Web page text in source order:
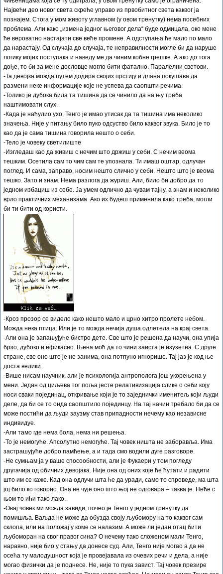
Највећи део новог света скреће управо из првобитног света каквог ја
познајем. Стога у мом животу углавном (у овом тренутку) нема посебних
проблема. Али како „измена једног његовог дела“ буде одмицала, око мене
ће вероватно настајати све веће промене. А одступања ће мало по мало
да нарастају. Од случаја до случаја, те неправилности могле би да наруше
логику мојих поступака и наведу ме да чиним кобне грешке. А ако до тога
дође, то би за мене дословце могло бити фатално. Паралелни светови.
-Та девојка можда путем додира својих прстију и длана покушава да
размени неке информације које не успева да саопшти речима.
-Толико је дубока била та тишина да се чинило да на њу треба
наштимовати слух.
-Када је наћулио ухо, Тенго је имао утисак да та тишина има неколико
значења. Није у питању било пуко одсуство било каквог звука. Било је то
као да је сама тишина говорила нешто о себи.
-Тело је човеку светилиште
-Изгледаш као да живиш с нечим што држиш у себи. С нечим веома
тешким. Осетила сам то чим сам те упознала. Ти имаш оштар, одлучан
поглед. И сама, заправо, носим нешто слично у себи. Нешто што је веома
тешко. Зато и знам. Нема разлога да журиш. Али, било би добро да то
једном избациш из себе. Ја умем одлично да чувам тајну, а знам и неколико
врло практичних механизама. Ако их будеш применила како треба, могли
би ти бити од користи.
-Кроз прозор се видело како нешто мало и црно хитро пролете небом.
Можда нека птица. Или је то можда нечија душа одлетела на крај света.
-Али она је запањујуће бистро дете. Све што је решена да научи, она упија
брзо, дубоко и ефикасно. Њена моћ да то чини заиста је изузетна. С друге
стране, све оно што је не занима, она потпуно игнорише. Тај јаз је код ње
доста велики.
-Више нисам научник, али је психологија антрополога још укорењена у
мени. Један од циљева тог поља јесте релативизација слике о себи коју
носи сваки појединац, откривање који је то заједнички именитељ који људи
деле, да би се то онда саопштило појединцу. На тај начин требало би да се
може постићи да људи заузму став припадности нечему као независне
индивидуе.
-Али тамо где нема бола, нема ни решења.
-То је немогуће. Апсолутно немогуће. Тај човек ништа не заборавља. Има
застрашујуће добро памћење, а и тада смо водили дуге разговоре.
-Не сумњам ја у ваше спосообности, али је Фукаери у том погледу
другачија од обичних девојака. Није она од оних које ће ћутати и радити
што им се каже. Кад она одлучи шта ће да уради, само то спроведе, ма шта
јој било ко говорио. Она не чује оно што њој не одговара – таква је. Неће с
њом то ићи тако лако.
-Овај човек ми можда завиди, почео је Тенго у једном тренутку да
помишља. Ваљда не може да обузда своју љубомору на то каквог сам
склопа, или на положај у коме се налазим. А може ли један отац бити
љубоморан на свог правог сина? О нечему тако сложеном мали Тенго,
наравно, није био у стању да донесе суд. Али, Тенго није могао а да не
осећа ту малодушност која је провејавала из очевих речи и дела, а није
могао физички да је поднесе. Не, није то пука завист. Тај човек презире